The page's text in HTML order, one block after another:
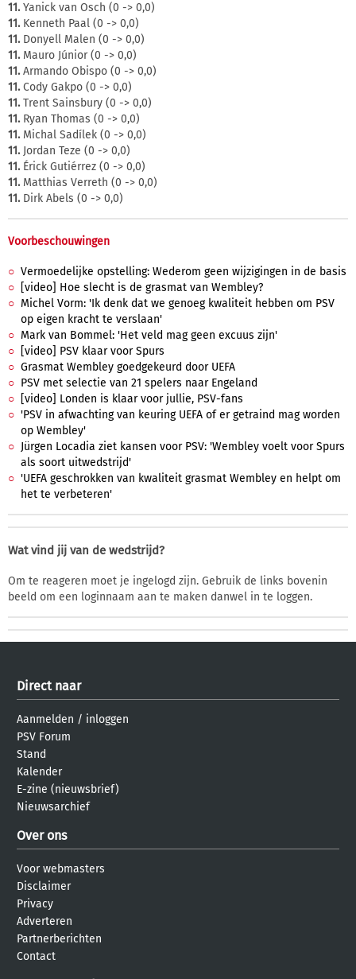
11.Yanick van Osch (0 -> 0,0)
11.Kenneth Paal (0 -> 0,0)
11.Donyell Malen (0 -> 0,0)
11.Mauro Júnior (0 -> 0,0)
11.Armando Obispo (0 -> 0,0)
11.Cody Gakpo (0 -> 0,0)
11.Trent Sainsbury (0 -> 0,0)
11.Ryan Thomas (0 -> 0,0)
11.Michal Sadílek (0 -> 0,0)
11.Jordan Teze (0 -> 0,0)
11.Érick Gutiérrez (0 -> 0,0)
11.Matthias Verreth (0 -> 0,0)
11.Dirk Abels (0 -> 0,0)
Voorbeschouwingen
Vermoedelijke opstelling: Wederom geen wijzigingen in de basis
[video] Hoe slecht is de grasmat van Wembley?
Michel Vorm: 'Ik denk dat we genoeg kwaliteit hebben om PSV
op eigen kracht te verslaan'
Mark van Bommel: 'Het veld mag geen excuus zijn'
[video] PSV klaar voor Spurs
Grasmat Wembley goedgekeurd door UEFA
PSV met selectie van 21 spelers naar Engeland
[video] Londen is klaar voor jullie, PSV-fans
'PSV in afwachting van keuring UEFA of er getraind mag worden
op Wembley'
Jürgen Locadia ziet kansen voor PSV: 'Wembley voelt voor Spurs
als soort uitwedstrijd'
'UEFA geschrokken van kwaliteit grasmat Wembley en helpt om
het te verbeteren'
Wat vind jij van de wedstrijd?
Om te reageren moet je ingelogd zijn. Gebruik de links bovenin
beeld om een loginnaam aan te maken danwel in te loggen.
Direct naar
Aanmelden / inloggen
PSV Forum
Stand
Kalender
E-zine (nieuwsbrief)
Nieuwsarchief
Over ons
Voor webmasters
Disclaimer
Privacy
Adverteren
Partnerberichten
Contact